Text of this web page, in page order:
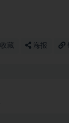
收藏 海报